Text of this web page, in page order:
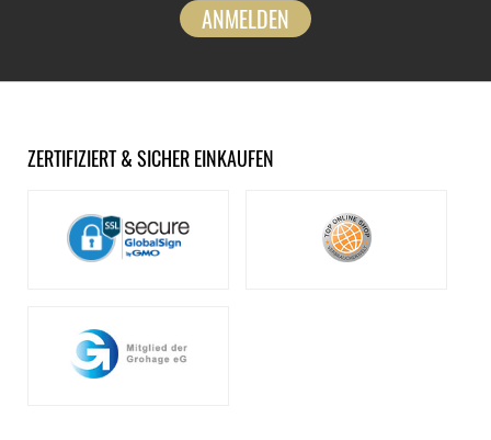
ANMELDEN
ZERTIFIZIERT & SICHER EINKAUFEN